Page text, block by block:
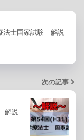
法士国家試験 解説
次の記事
解説